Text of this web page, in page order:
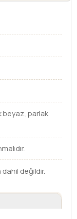
beyaz, parlak
değildir.